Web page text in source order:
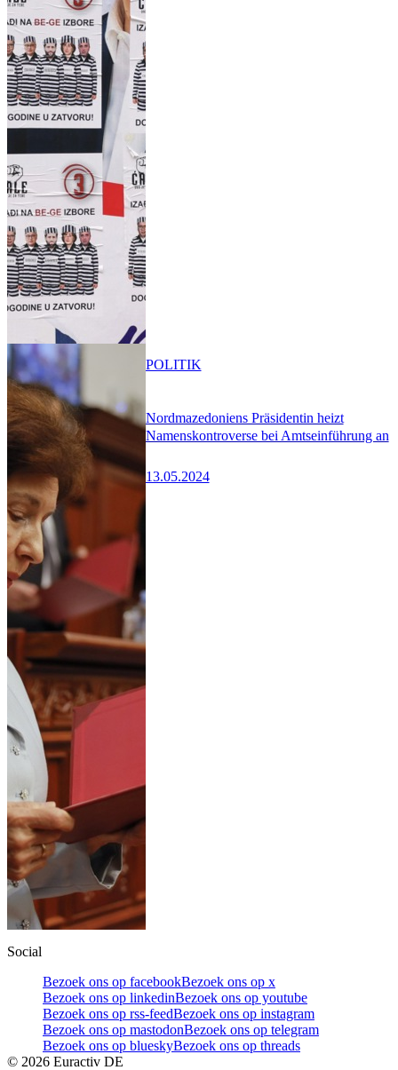
Nordmazedoniens Präsidentin heizt
Namenskontroverse bei Amtseinführung an
13.05.2024
POLITIK
Social
Bezoek ons op facebookBezoek ons op x
Bezoek ons op linkedinBezoek ons op youtube
Bezoek ons op rss-feedBezoek ons op instagram
Bezoek ons op mastodonBezoek ons op telegram
Bezoek ons op blueskyBezoek ons op threads
© 2026 Euractiv DE